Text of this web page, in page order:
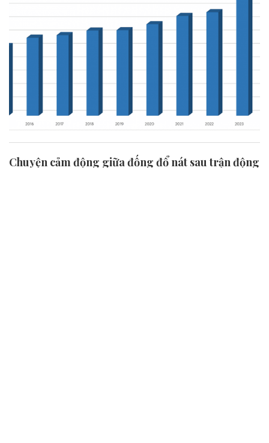
Chuyện cảm động giữa đống đổ nát sau trận động